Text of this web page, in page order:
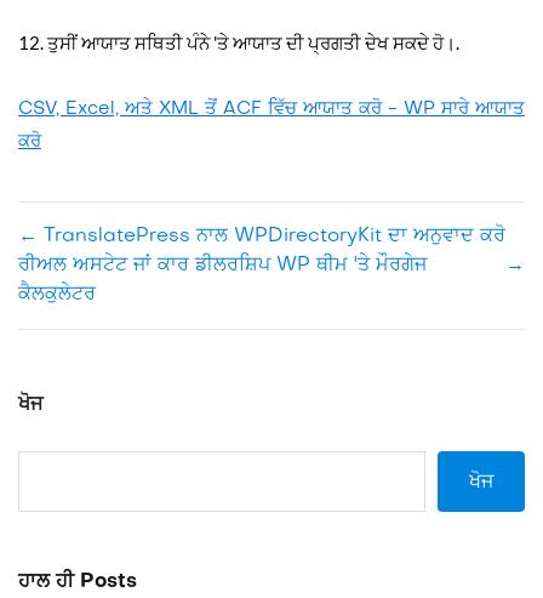
12. ਤੁਸੀਂ ਆਯਾਤ ਸਥਿਤੀ ਪੰਨੇ 'ਤੇ ਆਯਾਤ ਦੀ ਪ੍ਰਗਤੀ ਦੇਖ ਸਕਦੇ ਹੋ।.
CSV, Excel, ਅਤੇ XML ਤੋਂ ACF ਵਿੱਚ ਆਯਾਤ ਕਰੋ - WP ਸਾਰੇ ਆਯਾਤ
ਕਰੋ
←
TranslatePress ਨਾਲ WPDirectoryKit ਦਾ ਅਨੁਵਾਦ ਕਰੋ
→
ਰੀਅਲ ਅਸਟੇਟ ਜਾਂ ਕਾਰ ਡੀਲਰਸ਼ਿਪ WP ਥੀਮ 'ਤੇ ਮੌਰਗੇਜ
ਕੈਲਕੁਲੇਟਰ
ਖੋਜ
ਖੋਜ
ਹਾਲ ਹੀ Posts